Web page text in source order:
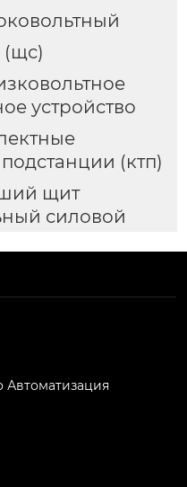
(щс)
устройство
(ктп)
щит
силовой